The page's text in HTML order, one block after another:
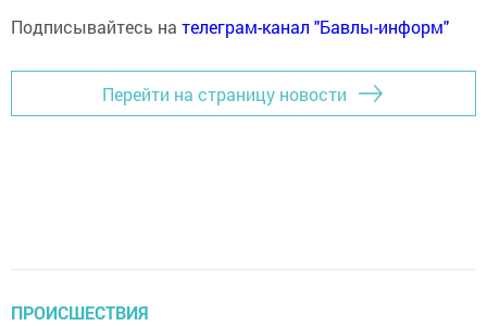
Подписывайтесь на телеграм-канал "Бавлы-информ"
Перейти на страницу новости
ПРОИСШЕСТВИЯ